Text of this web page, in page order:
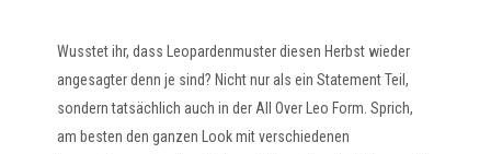
Wusstet ihr, dass Leopardenmuster diesen Herbst wieder
angesagter denn je sind? Nicht nur als ein Statement Teil,
sondern tatsächlich auch in der All Over Leo Form. Sprich,
am besten den ganzen Look mit verschiedenen